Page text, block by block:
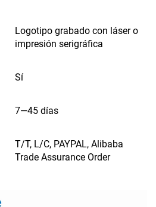
Logotipo grabado con láser o
impresión serigráfica
Sí
7—45 días
T/T, L/C, PAYPAL, Alibaba
Trade Assurance Order